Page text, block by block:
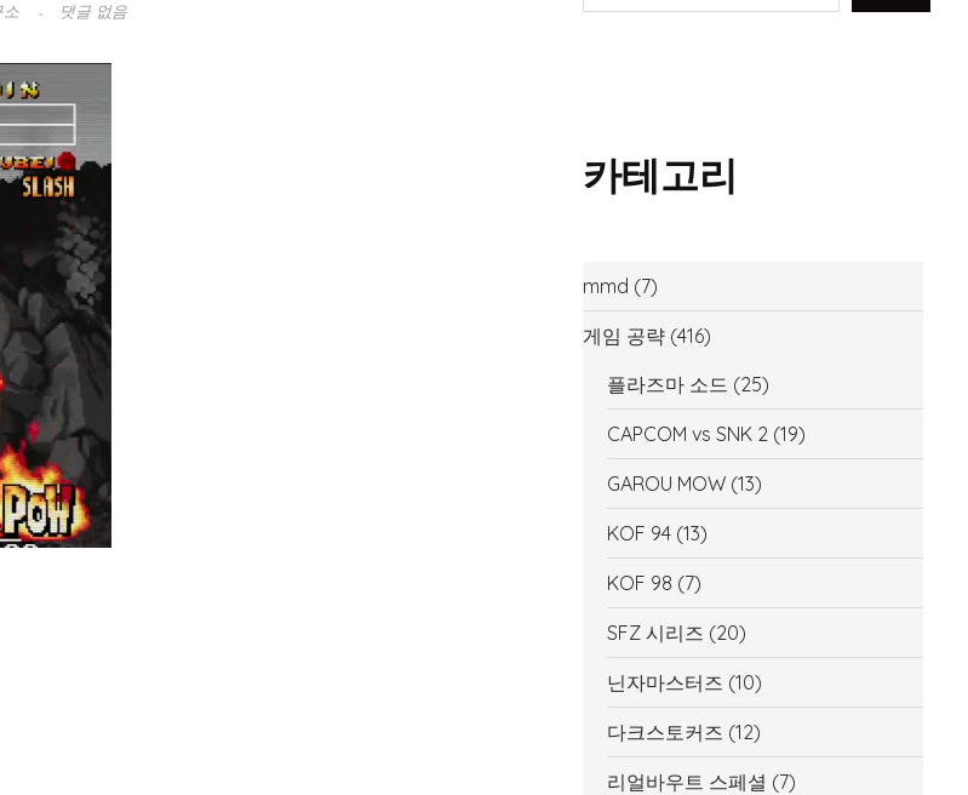
댓글 없음
카테고리
mmd (7)
게임 공략(416)
플라즈마 소드 (25)
CAPCOM vs SNK 2(19)
GAROU MOW(13)
KOF 94(13)
KOF 98 (7)
SFZ 시리즈 (20)
닌자마스터즈 (10)
다크스토커즈 (12)
리얼바우트 스페셜 (7)